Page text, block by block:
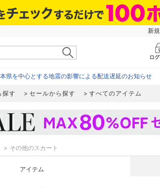
新
県を中心とする地震の影響による配送遅延のお知らせ
探す セールから探す すべてのアイテム
その他のスカート
アイテム